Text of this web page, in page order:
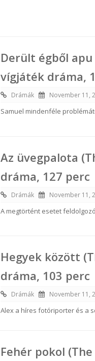
Derült égből
vígjáték dráma,
Drámák November 11,
Samuel mindenféle
Az üvegpalota
dráma, 127 perc
Drámák November 11,
A megtörtént esetet
Hegyek között
dráma, 103 perc
Drámák November 11,
Alex a híres fotóriporter és a
Fehér pokol